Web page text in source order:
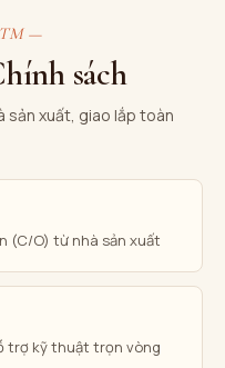
—
sách
sản xuất, giao lắp toàn
(C/O) từ nhà sản xuất
trợ kỹ thuật trọn vòng